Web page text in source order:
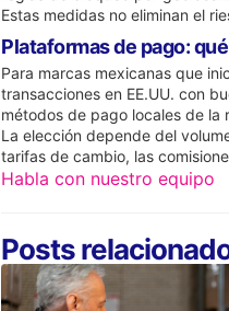
Estas medidas no eliminan el
Plataformas de pago:
Para marcas mexicanas que
transacciones en EE.UU. con
métodos de pago locales de la
La elección depende del
tarifas de cambio, las
Habla con nuestro equipo
Posts